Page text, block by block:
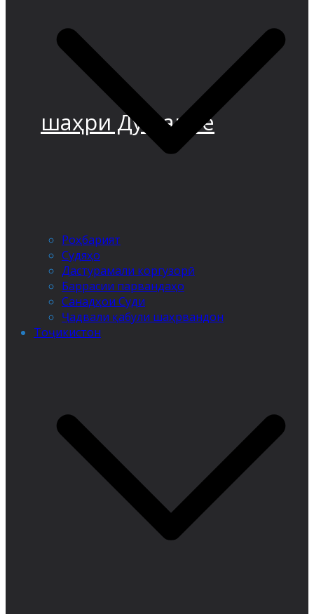
шаҳри Душанбе
Роҳбарият
Судяҳо
Дастурамали коргузорӣ
Баррасии парвандаҳо
Санадҳои Суди
Ҷадвали қабули шаҳрвандон
Тоҷикистон